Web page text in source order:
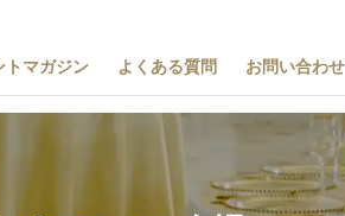
トマガジン よくある質問 お問い合わ